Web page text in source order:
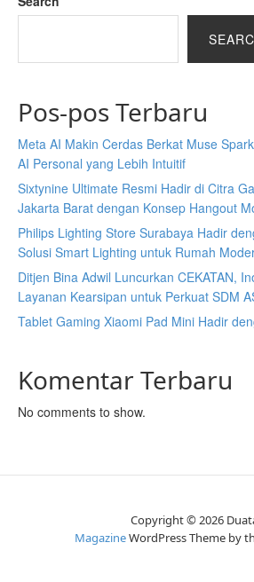
Pos-pos Terbaru
Meta AI Makin Cerdas Berkat Muse
AI Personal yang Lebih Intuitif
Sixtynine Ultimate Resmi Hadir di Citra
Jakarta Barat dengan Konsep Hangout
Philips Lighting Store Surabaya Hadir
Solusi Smart Lighting untuk Rumah
Ditjen Bina Adwil Luncurkan CEKATAN,
Layanan Kearsipan untuk Perkuat SDM
Tablet Gaming Xiaomi Pad Mini Hadir
Komentar Terbaru
No comments to show.
Copyright © 2026
MagazineWordPress Theme by